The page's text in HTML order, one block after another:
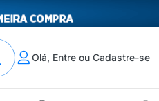
Olá, Entre ou Cadastre-se